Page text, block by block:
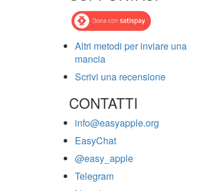
Altri metodi per inviare una
mancia
Scrivi una recensione
CONTATTI
info@easyapple.org
EasyChat
@easy_apple
Telegram